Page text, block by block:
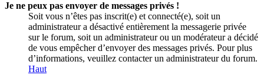
Je ne peux pas envoyer de messages privés !
Soit vous n’êtes pas inscrit(e) et connecté(e), soit un
administrateur a désactivé entièrement la messagerie privée
sur le forum, soit un administrateur ou un modérateur a décidé
de vous empêcher d’envoyer des messages privés. Pour plus
d’informations, veuillez contacter un administrateur du forum.
Haut